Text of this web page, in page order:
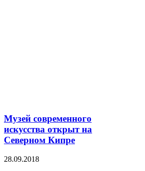
Музей современного
искусства открыт на
Северном Кипре
28.09.2018